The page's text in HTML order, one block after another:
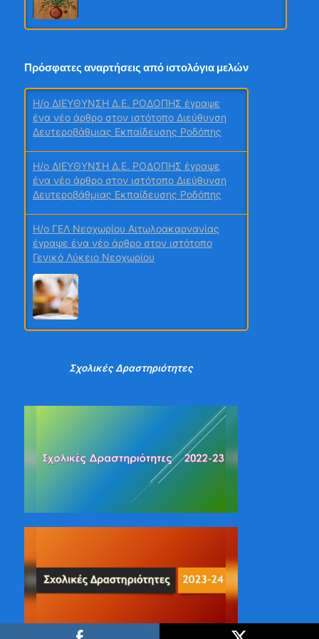
2ο τεύχος
Μαθητικά Συνέδρια
ΙΟΥΝΙΟΣ
2o Γυμνάσιο Νέας Φιλαδέλφειας - 27ο Τεύχος -
9ο Τεύχος
Πρόσφατες αναρτήσεις από ιστολόγια μελών
H/o ΔΙΕΥΘΥΝΣΗ Δ.Ε. ΡΟΔΟΠΗΣ έγραψε
ένα νέο άρθρο στον ιστότοπο Διεύθυνση
Δευτεροβάθμιας Εκπαίδευσης Ροδόπης
H/o ΔΙΕΥΘΥΝΣΗ Δ.Ε. ΡΟΔΟΠΗΣ έγραψε
ένα νέο άρθρο στον ιστότοπο Διεύθυνση
Δευτεροβάθμιας Εκπαίδευσης Ροδόπης
H/o ΓΕΛ Νεοχωρίου Αιτωλοακαρνανίας
έγραψε ένα νέο άρθρο στον ιστότοπο
Γενικό Λύκειο Νεοχωρίου
Αρτάκης
H/o 3ο ΓΕΝΙΚΟ ΛΥΚΕΙΟ ΚΕΡΚΥΡΑΣ έγραψε
ένα νέο άρθρο στον ιστότοπο 3ο Γεν.
H/o Θεμελής Ευριπίδης έγραψε ένα νέο
Σχολικές Δραστηριότητες